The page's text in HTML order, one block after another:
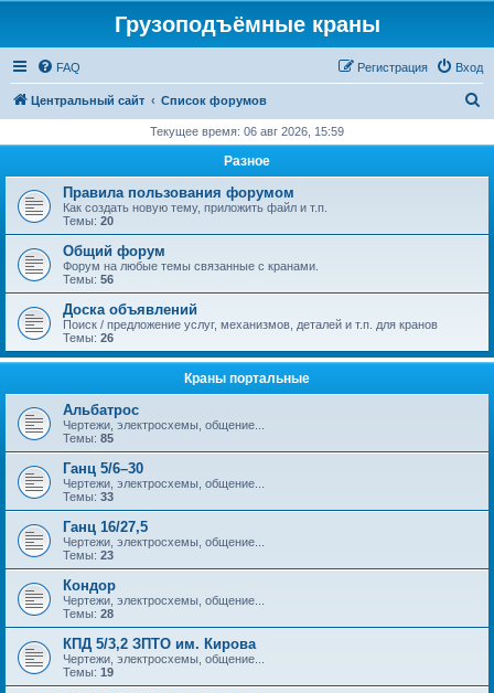
Грузоподъёмные краны
FAQ Вход
Регистрация
Центральный сайт Список форумов
с
Текущее время: 06 авг 2026, 15:59
Разное
Правила пользования форумом
Как создать новую тему, приложить файл и т.п.
Темы: 20
Общий форум
Форум на любые темы связанные с кранами.
Темы: 56
Доска объявлений
Поиск / предложение услуг, механизмов, деталей и т.п. для кранов
Темы: 26
Краны портальные
Альбатрос
Чертежи, электросхемы, общение...
Темы: 85
Ганц 5/6–30
Чертежи, электросхемы, общение...
Темы: 33
Ганц 16/27,5
Чертежи, электросхемы, общение...
Темы: 23
Кондор
Чертежи, электросхемы, общение...
Темы: 28
КПД 5/3,2 ЗПТО им. Кирова
Чертежи, электросхемы, общение...
Темы: 19